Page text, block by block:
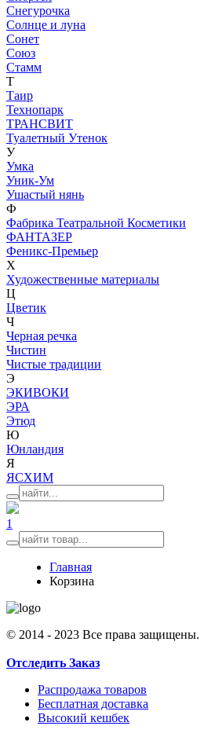
Снегурочка
Солнце и луна
Сонет
Союз
Стамм
Т
Таир
Технопарк
ТРАНСВИТ
Туалетный Утенок
У
Умка
Уник-Ум
Ушастый нянь
Ф
Фабрика Театральной Косметики
ФАНТАЗЕР
Феникс-Премьер
Х
Художественные материалы
Ц
Цветик
Ч
Черная речка
Чистин
Чистые традиции
Э
ЭКИВОКИ
ЭРА
Этюд
Ю
Юнландия
Я
ЯСХИМ
1
Главная
Корзина
© 2014 - 2023 Все права защищены.
Отследить Заказ
Распродажа товаров
Бесплатная доставка
Высокий кешбек